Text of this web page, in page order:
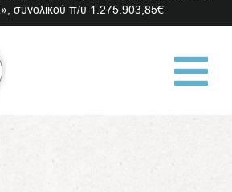
συνολικού π/υ 1.275.903,85€